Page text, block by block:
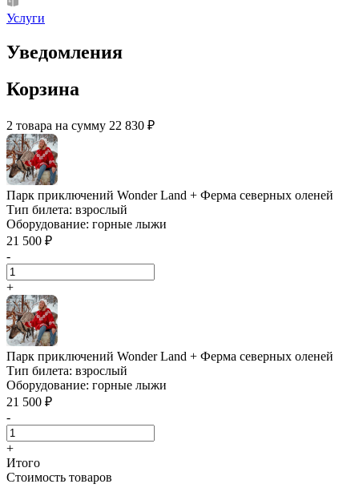
Услуги
Уведомления
Корзина
2 товара на сумму 22 830 ₽
Парк приключений Wonder Land + Ферма северных оленей
Тип билета: взрослый
Оборудование: горные лыжи
21 500 ₽
-
+
Парк приключений Wonder Land + Ферма северных оленей
Тип билета: взрослый
Оборудование: горные лыжи
21 500 ₽
-
+
Итого
Стоимость товаров